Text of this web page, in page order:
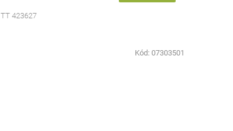
TT 423627
Kód: 07303501